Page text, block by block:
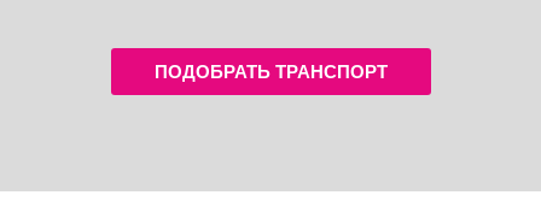
ПОДОБРАТЬ ТРАНСПОРТ